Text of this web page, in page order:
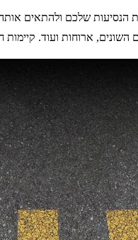
הנסיעות שלכם ולהתאים
השונים, ארוחות ועוד.